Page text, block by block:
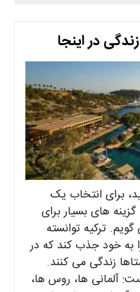
در اینجا
برای انتخاب یک
های بسیار برای
ترکیه توانسته
به خود جذب کند که در
زندگی می کنند.
آلمانی ها، روس ها،